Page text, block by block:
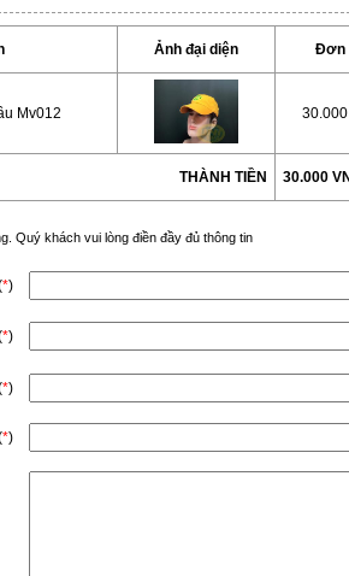
Ảnh đại diện Đơn
Mv012
THÀNH TIỀN 30.000
Quý khách vui lòng điền đầy đủ thông tin
*)
*)
*)
*)